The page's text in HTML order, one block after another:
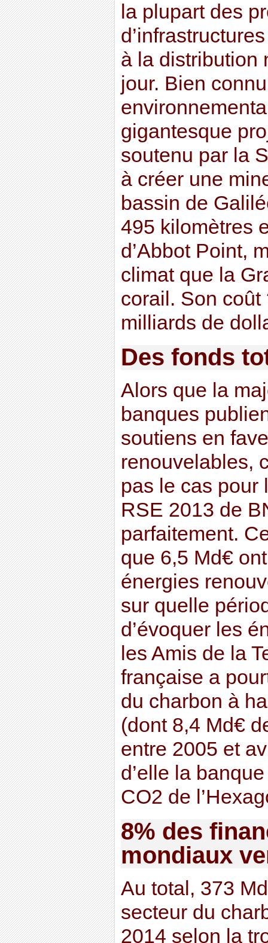
la plupart des
à la distribution
jour. Bien
gigantesque
soutenu par la
à créer une
bassin de
495 kilomètres
d’Abbot Point,
climat que la
corail. Son coût
milliards de
Des fonds
Alors que la
banques
soutiens en
renouvelables,
pas le cas pour
RSE 2013 de
parfaitement.
que 6,5 Md€
énergies
sur quelle
d’évoquer les
les Amis de la
française a
du charbon à
(dont 8,4 Md€
entre 2005 et
d’elle la
CO2 de
8% des
mondiaux
Au total, 373
secteur du
2014 selon la